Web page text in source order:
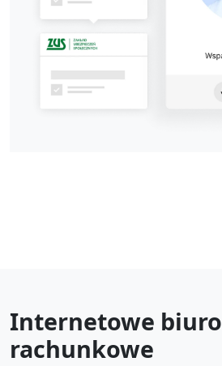
Internetowe biuro
rachunkowe